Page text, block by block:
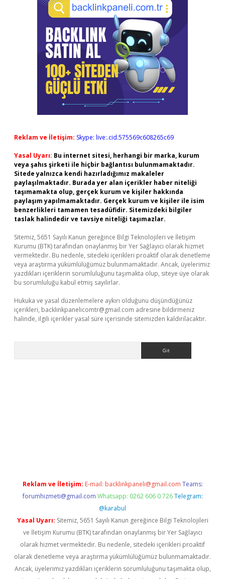
Reklam ve İletişim: Skype: live:.cid.575569c608265c69
Yasal Uyarı: Bu internet sitesi, herhangi bir marka, kurum
veya şahıs şirketi ile hiçbir bağlantısı bulunmamaktadır.
Sitede yalnızca kendi hazırladığımız makaleler
paylaşılmaktadır. Burada yer alan içerikler haber niteliği
taşımamakta olup, gerçek kurum ve kişiler hakkında
paylaşım yapılmamaktadır. Gerçek kurum ve kişiler ile isim
benzerlikleri tamamen tesadüfidir. Sitemizdeki bilgiler
taslak halindedir ve tavsiye niteliği taşımazlar.
Sitemiz, 5651 Sayılı Kanun gereğince Bilgi Teknolojileri ve İletişim
Kurumu (BTK) tarafından onaylanmış bir Yer Sağlayıcı olarak hizmet
vermektedir. Bu nedenle, sitedeki içerikleri proaktif olarak denetleme
veya araştırma yükümlülüğümüz bulunmamaktadır. Ancak, üyelerimiz
yazdıkları içeriklerin sorumluluğunu taşımakta olup, siteye üye olarak
bu sorumluluğu kabul etmiş sayılırlar.
Hukuka ve yasal düzenlemelere aykırı olduğunu düşündüğünüz
içerikleri, backlinkpanelicomtr@gmail.com adresine bildirmeniz
halinde, ilgili içerikler yasal süre içerisinde sitemizden kaldırılacaktır.
Reklam ve İletişim: E-mail: backlinkpaneli@gmail.com Teams:
forumhizmeti@gmail.com Whatsapp: 0262 606 0 726 Telegram:
@karabul
Yasal Uyarı: Sitemiz, 5651 Sayılı Kanun gereğince Bilgi Teknolojileri
ve İletişim Kurumu (BTK) tarafından onaylanmış bir Yer Sağlayıcı
olarak hizmet vermektedir. Bu nedenle, sitedeki içerikleri proaktif
olarak denetleme veya araştırma yükümlülüğümüz bulunmamaktadır.
Ancak, üyelerimiz yazdıkları içeriklerin sorumluluğunu taşımakta olup,